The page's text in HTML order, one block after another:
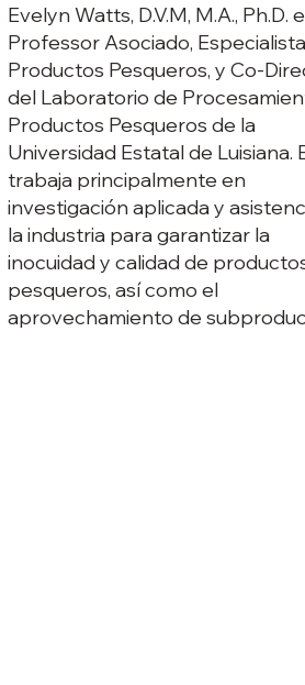
Evelyn Watts, D.V.M, M.A., Ph.D.
Professor Asociado,
Productos Pesqueros, y Co-
del Laboratorio de
Productos Pesqueros de la
Universidad Estatal de Luisiana.
trabaja principalmente en
investigación aplicada y
la industria para garantizar la
inocuidad y calidad de
pesqueros, así como el
aprovechamiento de